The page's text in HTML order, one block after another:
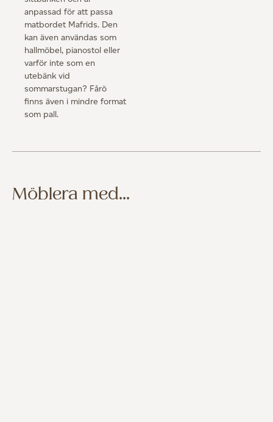
anpassad för att passa
matbordet Mafrids. Den
kan även användas som
hallmöbel, pianostol eller
varför inte som en
utebänk vid
sommarstugan? Fårö
finns även i mindre format
som pall.
Möblera med...